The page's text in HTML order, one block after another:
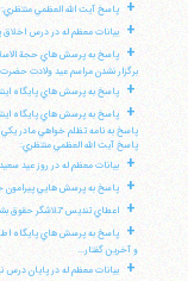
+ پاسخ آيت الله العظمي منتظري:
+ بيانات معظم له در درس اخلاق
+
پاسخ به پرسش هاي حجة
برگزار نشدن مراسم عيد ولادت
+ پاسخ به پرسش هاي پايگاه
+
پاسخ به پرسش هاي پايگاه
پاسخ به نامه تظلم خواهي مادر يكي
پاسخ آيت الله العظمي منتظري:
+ بيانات معظم له در روز عيد
+ پاسخ به پرسش هايي پيرامون
+ اعطاي تنديس "تلاشگر حقوق
+
پاسخ به پرسش هاي پايگاه
و آخرين گفتار...
+ بيانات معظم له در پايان درس